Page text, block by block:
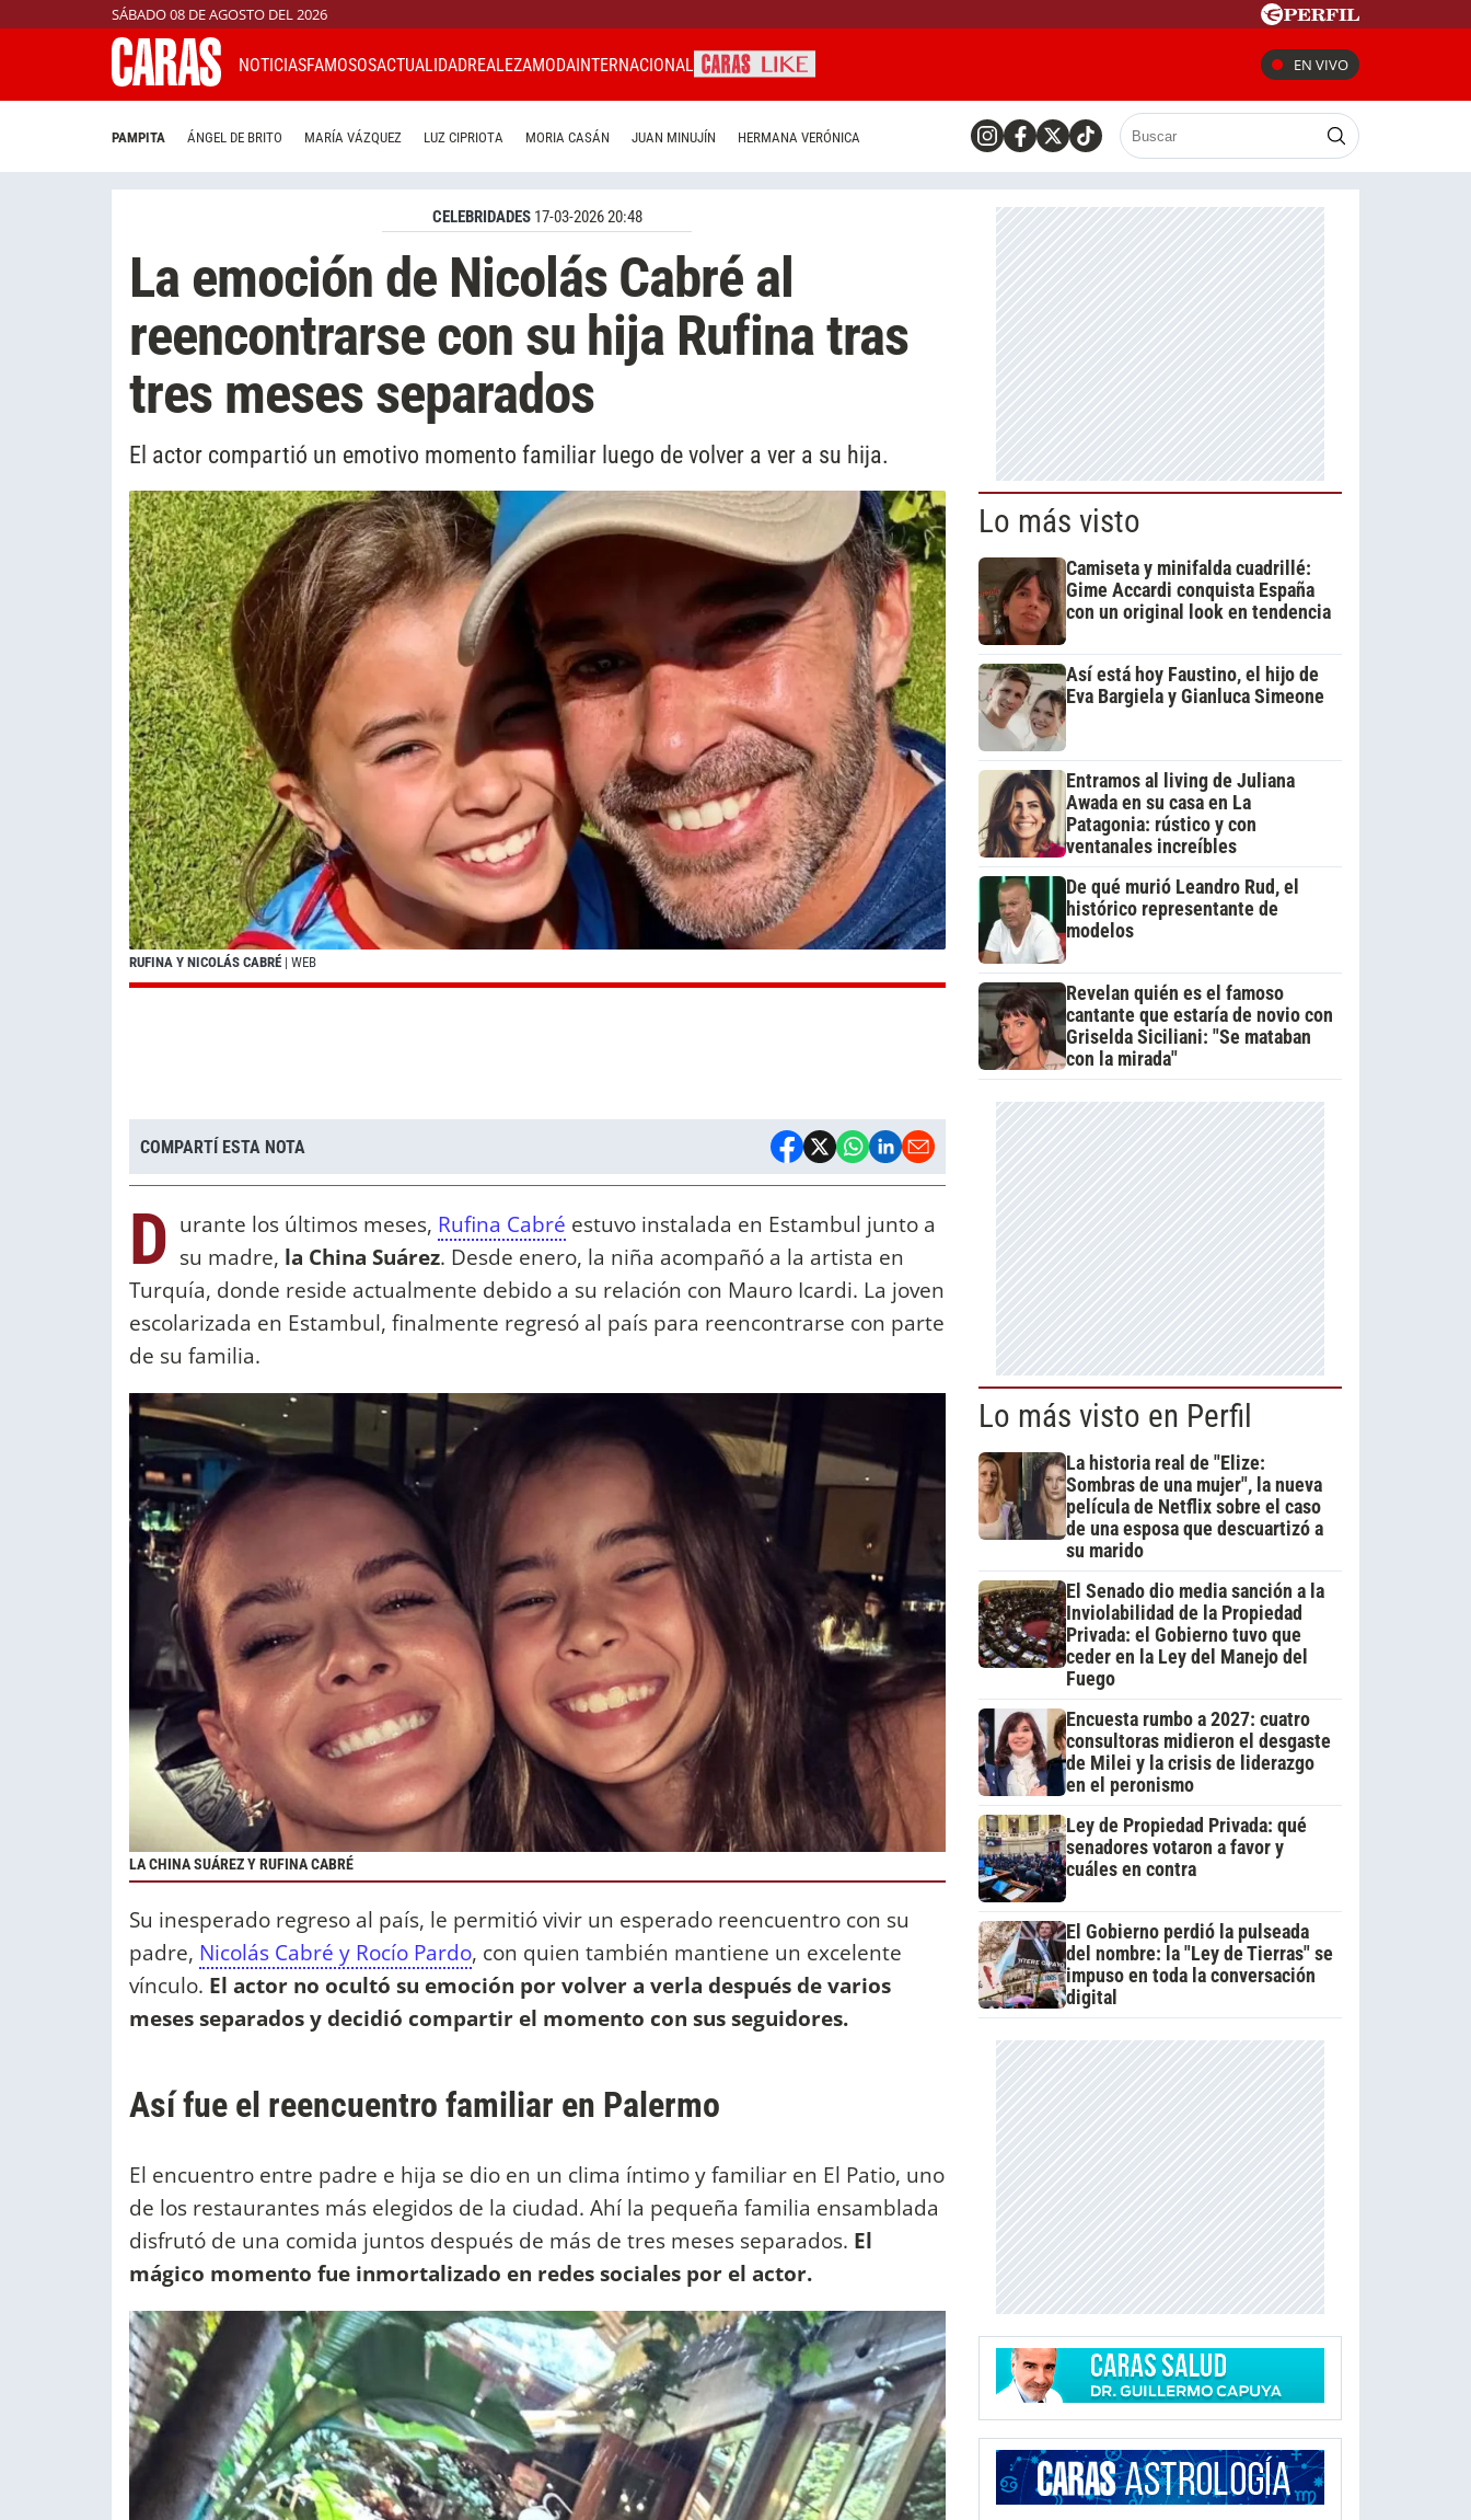
SÁBADO 08 DE AGOSTO DEL 2026
NOTICIASFAMOSOSACTUALIDADREALEZAMODAINTERNACIONAL EN VIVO
PAMPITA ÁNGEL DE BRITO MARÍA VÁZQUEZ LUZ CIPRIOTA MORIA CASÁN JUAN MINUJÍN HERMANA VERÓNICA
CELEBRIDADES 17-03-2026 20:48
La emoción de Nicolás Cabré al
reencontrarse con su hija Rufina tras
tres meses separados
El actor compartió un emotivo momento familiar luego de volver a ver a su hija.
RUFINA Y NICOLÁS CABRÉ | WEB
COMPARTÍ ESTA NOTA
D urante los últimos meses, Rufina Cabré estuvo instalada en Estambul junto a
su madre, la China Suárez. Desde enero, la niña acompañó a la artista en
Turquía, donde reside actualmente debido a su relación con Mauro Icardi. La joven
escolarizada en Estambul, finalmente regresó al país para reencontrarse con parte
de su familia.
LA CHINA SUÁREZ Y RUFINA CABRÉ
Su inesperado regreso al país, le permitió vivir un esperado reencuentro con su
padre, Nicolás Cabré y Rocío Pardo, con quien también mantiene un excelente
vínculo. El actor no ocultó su emoción por volver a verla después de varios
meses separados y decidió compartir el momento con sus seguidores.
Así fue el reencuentro familiar en Palermo
El encuentro entre padre e hija se dio en un clima íntimo y familiar en El Patio, uno
de los restaurantes más elegidos de la ciudad. Ahí la pequeña familia ensamblada
disfrutó de una comida juntos después de más de tres meses separados. El
mágico momento fue inmortalizado en redes sociales por el actor.
Lo más visto
Camiseta y minifalda cuadrillé:
Gime Accardi conquista España
con un original look en tendencia
Así está hoy Faustino, el hijo de
Eva Bargiela y Gianluca Simeone
Entramos al living de Juliana
Awada en su casa en La
Patagonia: rústico y con
ventanales increíbles
De qué murió Leandro Rud, el
histórico representante de
modelos
Revelan quién es el famoso
cantante que estaría de novio con
Griselda Siciliani: "Se mataban
con la mirada"
Lo más visto en Perfil
La historia real de "Elize:
Sombras de una mujer", la nueva
película de Netflix sobre el caso
de una esposa que descuartizó a
su marido
El Senado dio media sanción a la
Inviolabilidad de la Propiedad
Privada: el Gobierno tuvo que
ceder en la Ley del Manejo del
Fuego
Encuesta rumbo a 2027: cuatro
consultoras midieron el desgaste
de Milei y la crisis de liderazgo
en el peronismo
Ley de Propiedad Privada: qué
senadores votaron a favor y
cuáles en contra
El Gobierno perdió la pulseada
del nombre: la "Ley de Tierras" se
impuso en toda la conversación
digital